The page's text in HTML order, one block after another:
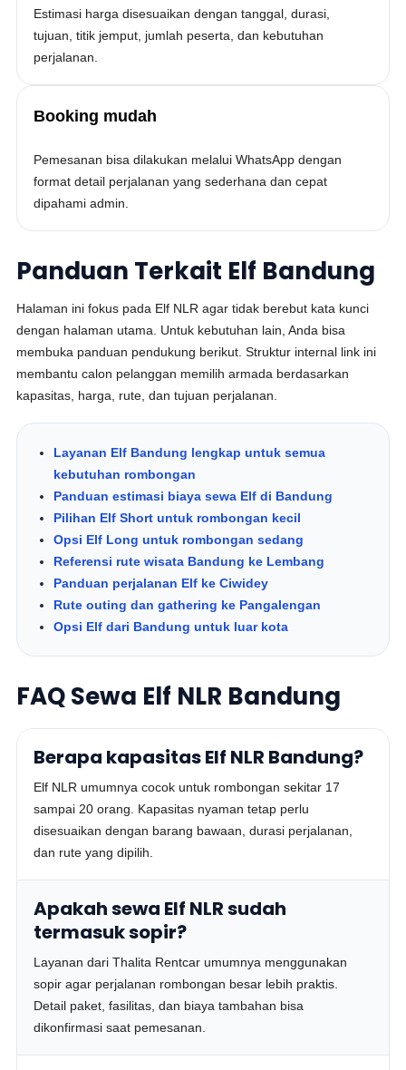
Estimasi harga disesuaikan dengan tanggal, durasi,
tujuan, titik jemput, jumlah peserta, dan kebutuhan
perjalanan.
Booking mudah
Pemesanan bisa dilakukan melalui WhatsApp dengan
format detail perjalanan yang sederhana dan cepat
dipahami admin.
Panduan Terkait Elf Bandung
Halaman ini fokus pada Elf NLR agar tidak berebut kata kunci
dengan halaman utama. Untuk kebutuhan lain, Anda bisa
membuka panduan pendukung berikut. Struktur internal link ini
membantu calon pelanggan memilih armada berdasarkan
kapasitas, harga, rute, dan tujuan perjalanan.
Layanan Elf Bandung lengkap untuk semua
kebutuhan rombongan
Panduan estimasi biaya sewa Elf di Bandung
Pilihan Elf Short untuk rombongan kecil
Opsi Elf Long untuk rombongan sedang
Referensi rute wisata Bandung ke Lembang
Panduan perjalanan Elf ke Ciwidey
Rute outing dan gathering ke Pangalengan
Opsi Elf dari Bandung untuk luar kota
FAQ Sewa Elf NLR Bandung
Berapa kapasitas Elf NLR Bandung?
Elf NLR umumnya cocok untuk rombongan sekitar 17
sampai 20 orang. Kapasitas nyaman tetap perlu
disesuaikan dengan barang bawaan, durasi perjalanan,
dan rute yang dipilih.
Apakah sewa Elf NLR sudah
termasuk sopir?
Layanan dari Thalita Rentcar umumnya menggunakan
sopir agar perjalanan rombongan besar lebih praktis.
Detail paket, fasilitas, dan biaya tambahan bisa
dikonfirmasi saat pemesanan.